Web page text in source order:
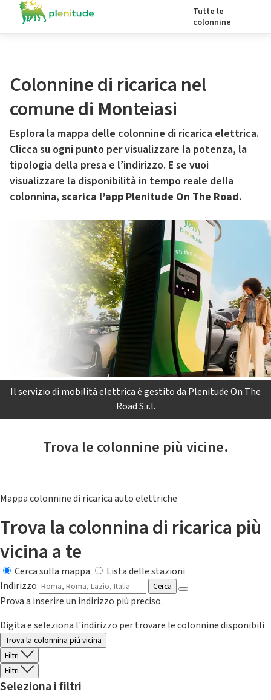
Tutte le
colonnine
Colonnine di ricarica nel
comune di Monteiasi
Esplora la mappa delle colonnine di ricarica elettrica.
Clicca su ogni punto per visualizzare la potenza, la
tipologia della presa e l’indirizzo. E se vuoi
visualizzare la disponibilità in tempo reale della
colonnina, scarica l’app Plenitude On The Road.
Il servizio di mobilità elettrica è gestito da Plenitude On The
Road S.r.l.
Trova le colonnine più vicine.
Mappa colonnine di ricarica auto elettriche
Trova la colonnina di ricarica più
vicina a te
Cerca sulla mappa
Lista delle stazioni
Indirizzo
Cerca
Prova a inserire un indirizzo più preciso.
Digita e seleziona l'indirizzo per trovare le colonnine disponibili
Trova la colonnina piú vicina
Filtri
Filtri
Seleziona i filtri